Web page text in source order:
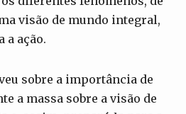
visão de mundo integral,
a ação.
sobre a importância de
a massa sobre a visão de